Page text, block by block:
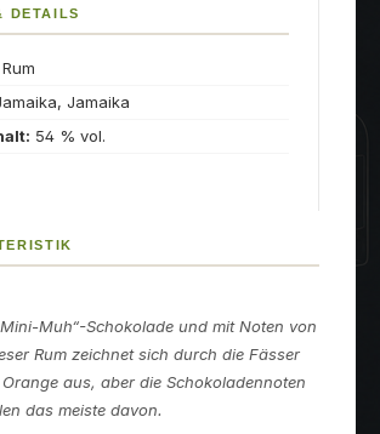
DETAILS
Rum
Jamaika
54 % vol.
Muh“-Schokolade und mit Noten von
Rum zeichnet sich durch die Fässer
aus, aber die Schokoladennoten
das meiste davon.